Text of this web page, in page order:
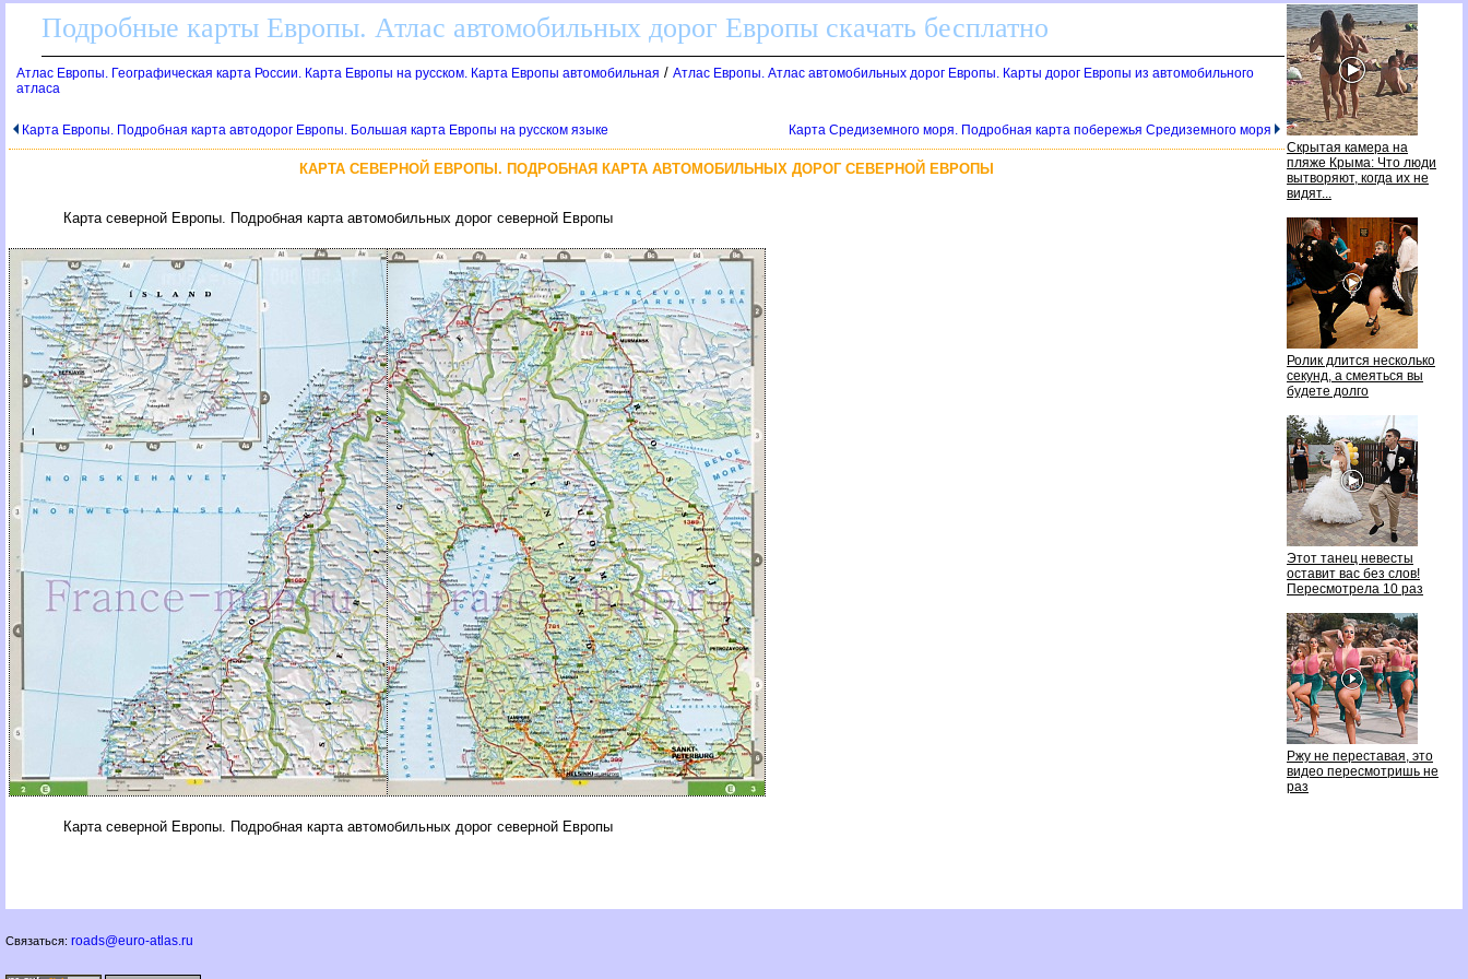
Скрытая камера на
пляже Крыма: Что люди
ытворяют, когда их не
идят...
Ролик длится несколько
секунд, а смеяться вы
удете долго
Этот танец невесты
оставит вас без слов!
Пересмотрела 10 раз
Ржу не переставая, это
идео пересмотришь не
раз
Подробные карты Европы. Атлас автомобильных дорог Европы скачать бесплатно
Атлас Европы. Географическая карта России. Карта Европы на русском. Карта Европы автомобильная / Атлас Европы. Атлас автомобильных дорог Европы. Карты дорог Европы из автомобильного
атласа
Карта Европы. Подробная карта автодорог Европы. Большая карта Европы на русском языке Карта Средиземного моря. Подробная карта побережья Средиземного моря
КАРТА СЕВЕРНОЙ ЕВРОПЫ. ПОДРОБНАЯ КАРТА АВТОМОБИЛЬНЫХ ДОРОГ СЕВЕРНОЙ ЕВРОПЫ
Карта северной Европы. Подробная карта автомобильных дорог северной Европы
Карта северной Европы. Подробная карта автомобильных дорог северной Европы
Связаться: roads@euro-atlas.ru